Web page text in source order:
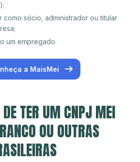
como sócio, administrador ou titular
um empregado.
a MaisMei
DE TER UM CNPJ MEI
OU OUTRAS